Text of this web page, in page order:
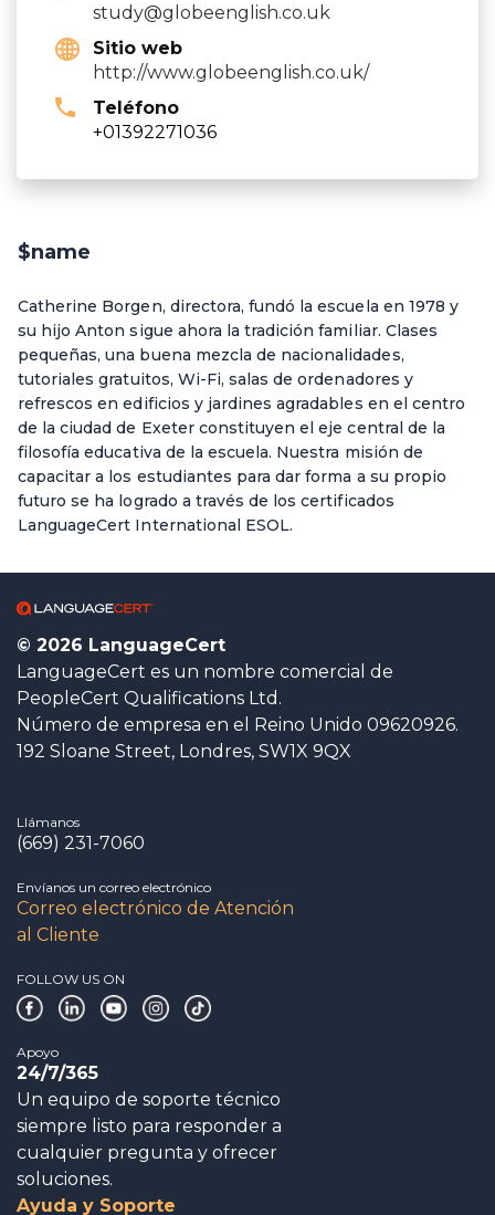
study@globeenglish.co.uk
Sitio web
http://www.globeenglish.co.uk/
Teléfono
+01392271036
$name
Catherine Borgen, directora, fundó la escuela en 1978 y
su hijo Anton sigue ahora la tradición familiar. Clases
pequeñas, una buena mezcla de nacionalidades,
tutoriales gratuitos, Wi-Fi, salas de ordenadores y
refrescos en edificios y jardines agradables en el centro
de la ciudad de Exeter constituyen el eje central de la
filosofía educativa de la escuela. Nuestra misión de
capacitar a los estudiantes para dar forma a su propio
futuro se ha logrado a través de los certificados
LanguageCert International ESOL.
© 2026 LanguageCert
LanguageCert es un nombre comercial de
PeopleCert Qualifications Ltd.
Número de empresa en el Reino Unido 09620926.
192 Sloane Street, Londres, SW1X 9QX
Llámanos
(669) 231-7060
Envíanos un correo electrónico
Correo electrónico de Atención
al Cliente
FOLLOW US ON
Apoyo
24/7/365
Un equipo de soporte técnico
siempre listo para responder a
cualquier pregunta y ofrecer
soluciones.
Ayuda y Soporte